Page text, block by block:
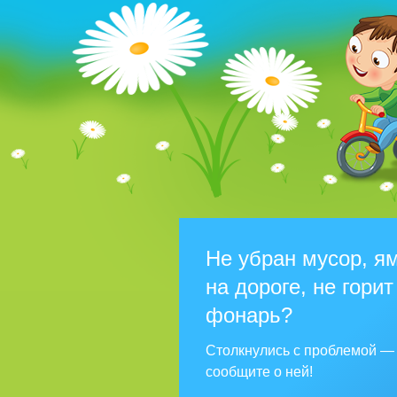
Не убран мусор,
на дороге, не горит
фонарь?
Столкнулись с проблемой —
сообщите о ней!